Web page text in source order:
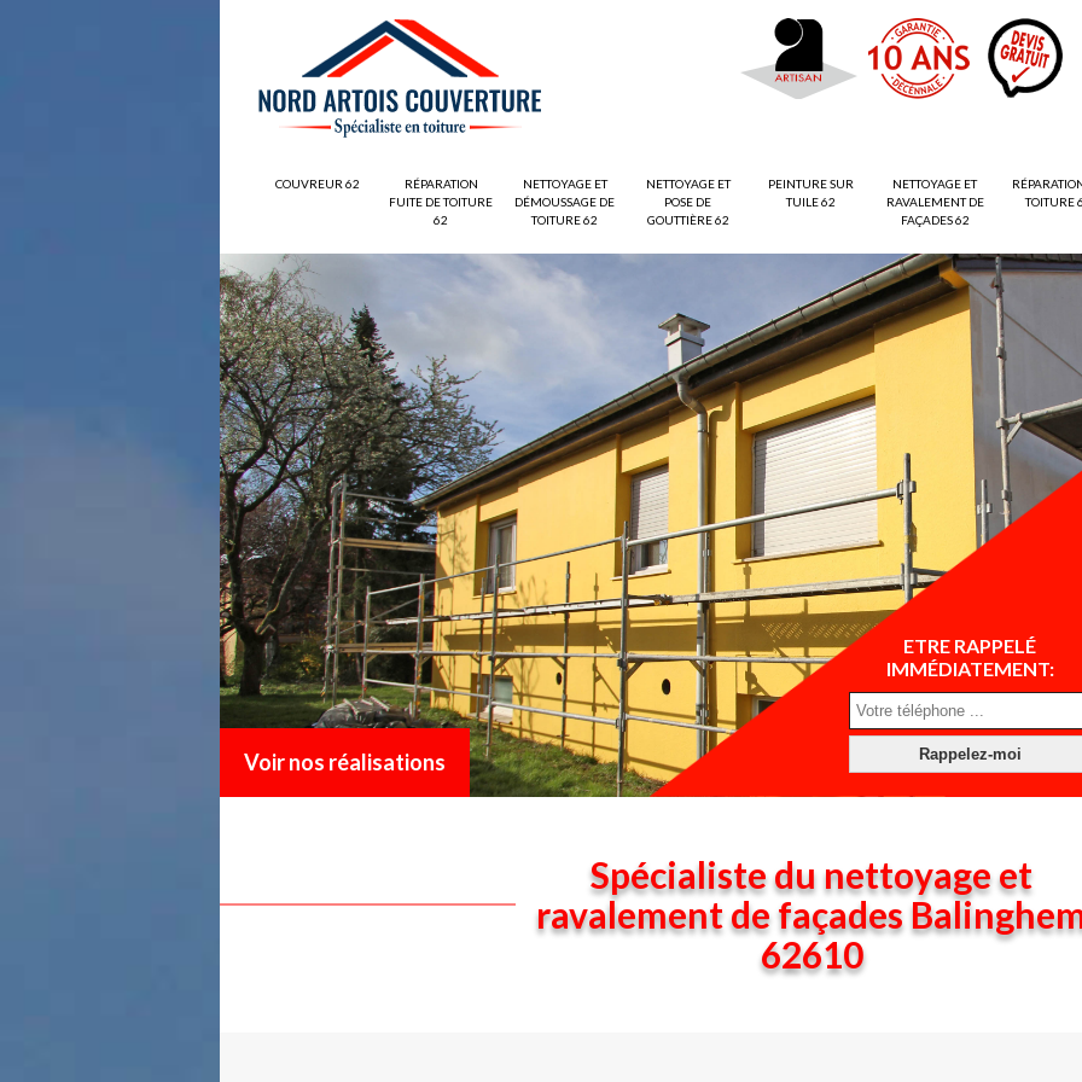
COUVREUR 62
RÉPARATION
FUITE DE TOITURE
62
NETTOYAGE ET
DÉMOUSSAGE DE
TOITURE 62
NETTOYAGE ET
POSE DE
GOUTTIÈRE 62
PEINTURE SUR
TUILE 62
NETTOYAGE ET
RAVALEMENT DE
FAÇADES 62
TOITURE
Voir nos réalisations
ETRE RAPPELÉ
IMMÉDIATEMENT:
Spécialiste du nettoyage et
ravalement de façades
62610